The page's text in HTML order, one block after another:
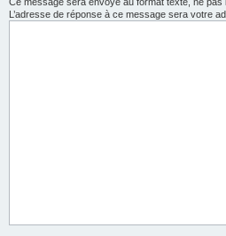
L’adresse de réponse à ce message sera votre